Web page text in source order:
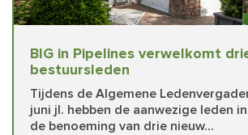
BIG in Pipelines verwelkomt
bestuursleden
Tijdens de Algemene
juni jl. hebben de aanwezige leden
de benoeming van drie nieuw...